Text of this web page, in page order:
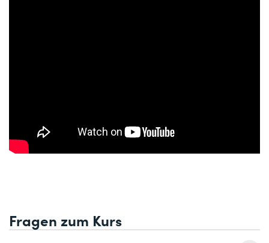
Coach sein?
Selbst- und Fremdbild durch Feedback aus der
Förderung der Eigenverantwortlichkeit der
Fragen zum Kurs